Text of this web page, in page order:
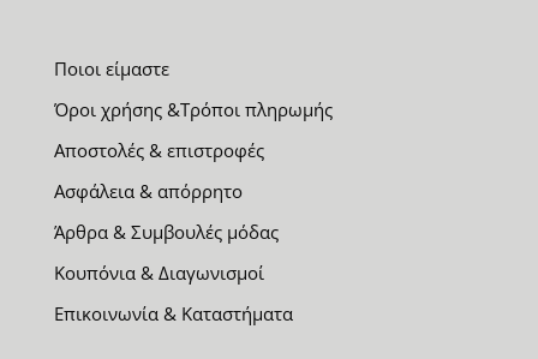
Ποιοι είμαστε
Όροι χρήσης &Τρόποι πληρωμής
Αποστολές & επιστροφές
Ασφάλεια & απόρρητο
Άρθρα & Συμβουλές μόδας
Κουπόνια & Διαγωνισμοί
Επικοινωνία & Καταστήματα